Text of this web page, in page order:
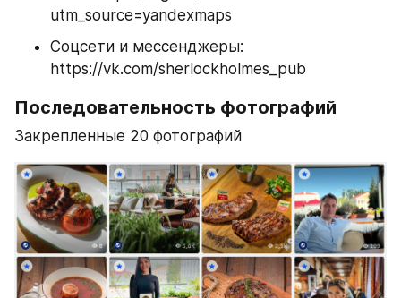
utm_source=yandexmaps
Соцсети и мессенджеры:
https://vk.com/sherlockholmes_pub
Последовательность фотографий
Закрепленные 20 фотографий